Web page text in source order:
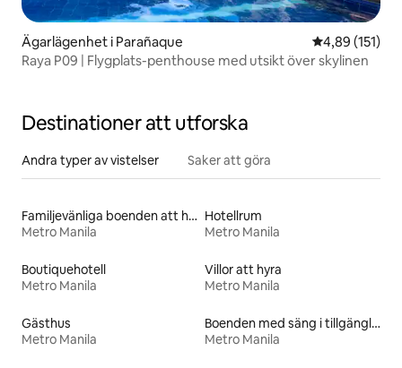
Ägarlägenhet i Parañaque 4,89 av 5 i
4,89 (151)
Raya P09 | Flygplats-penthouse med utsikt över skylinen
Destinationer att utforska
Andra typer av vistelser Saker att göra
Familjevänliga boenden att hyra
Metro Manila
Hotellrum
Metro Manila
Boutiquehotell
Metro Manila
Villor att hyra
Metro Manila
Gästhus
Metro Manila
Boenden med säng i tillgänglighetsanpassad höjd
Metro Manila